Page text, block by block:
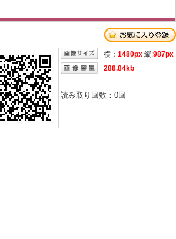
横： 1480px 縦:987px
288.84kb
読み取り回数： 0回